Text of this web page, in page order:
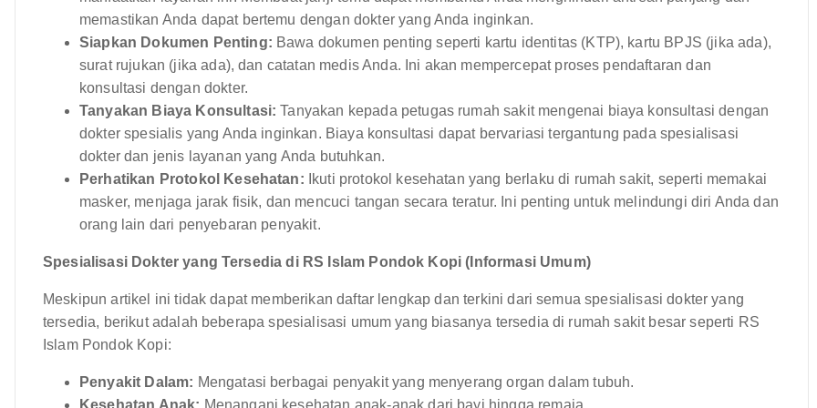
memastikan Anda dapat bertemu dengan dokter yang Anda inginkan.
Siapkan Dokumen Penting: Bawa dokumen penting seperti kartu identitas (KTP), kartu BPJS (jika ada),
surat rujukan (jika ada), dan catatan medis Anda. Ini akan mempercepat proses pendaftaran dan
konsultasi dengan dokter.
Tanyakan Biaya Konsultasi: Tanyakan kepada petugas rumah sakit mengenai biaya konsultasi dengan
dokter spesialis yang Anda inginkan. Biaya konsultasi dapat bervariasi tergantung pada spesialisasi
dokter dan jenis layanan yang Anda butuhkan.
Perhatikan Protokol Kesehatan: Ikuti protokol kesehatan yang berlaku di rumah sakit, seperti memakai
masker, menjaga jarak fisik, dan mencuci tangan secara teratur. Ini penting untuk melindungi diri Anda dan
orang lain dari penyebaran penyakit.
Spesialisasi Dokter yang Tersedia di RS Islam Pondok Kopi (Informasi Umum)
Meskipun artikel ini tidak dapat memberikan daftar lengkap dan terkini dari semua spesialisasi dokter yang
tersedia, berikut adalah beberapa spesialisasi umum yang biasanya tersedia di rumah sakit besar seperti RS
Islam Pondok Kopi:
Penyakit Dalam: Mengatasi berbagai penyakit yang menyerang organ dalam tubuh.
Kesehatan Anak: Menangani kesehatan anak-anak dari bayi hingga remaja.